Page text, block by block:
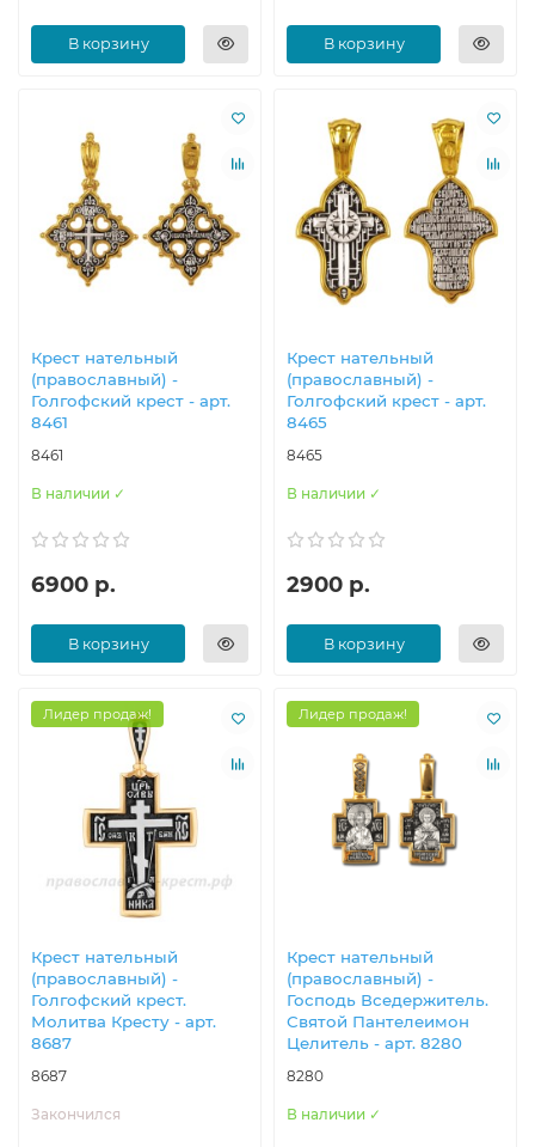
В корзину В корзину
Крест нательный
(православный) -
Голгофский крест - арт.
8461
8461
В наличии ✓
6900 р.
В корзину
Крест нательный
(православный) -
Голгофский крест - арт.
8465
8465
В наличии ✓
2900 р.
В корзину
Лидер продаж!
Крест нательный
(православный) -
Голгофский крест.
Молитва Кресту - арт.
8687
8687
Закончился
Лидер продаж!
Крест нательный
(православный) -
Господь Вседержител​ь.
Святой Пантелеимон​
Целитель - арт. 8280
8280
В наличии ✓